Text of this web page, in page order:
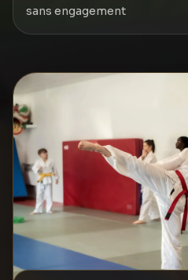
sans engagement